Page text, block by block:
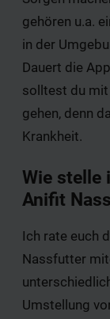
gehören u.a.
in der
Dauert die
solltest du mit
gehen, denn
Krankheit.
Wie stelle
Anifit
Ich rate euch
Nassfutter
Umstellung